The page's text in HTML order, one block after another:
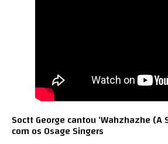
Soctt George cantou ‘Wahzhazhe (A
com os Osage Singers